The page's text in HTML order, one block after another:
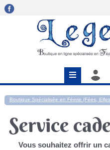
Boutique Spécialisée en Féerie (Fées,
Service
Vous souhaitez offrir un